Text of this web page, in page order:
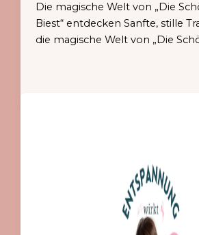
Die magische Welt von „Die
Biest“ entdecken Sanfte, stille
die magische Welt von „Die